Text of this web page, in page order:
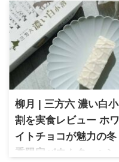
柳月 | 三方六 濃い白小
割を実食レビュー ホワ
イトチョコが魅力の冬
季限定バウムクーヘン